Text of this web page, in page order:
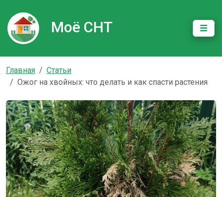
Моё СНТ
Главная
Статьи
Ожог на хвойных: что делать и как спасти растения